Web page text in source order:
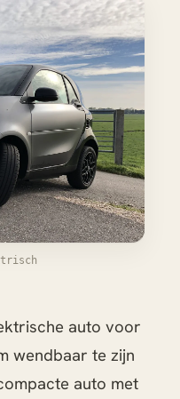
auto voor
wendbaar te zijn
auto met